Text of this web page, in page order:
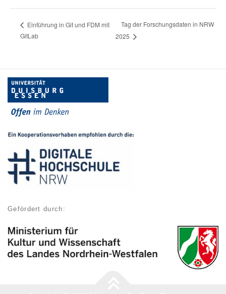
Einführung in Git und FDM mit
GitLab
Tag der Forschungsdaten in NRW
2025
Gefördert durch: